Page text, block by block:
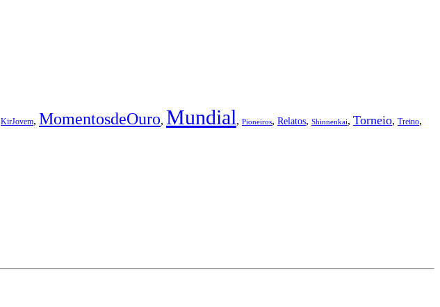
KirJovem, MomentosdeOuro, Mundial, Pioneiros, Relatos, Shinnenkai, Torneio, Treino,